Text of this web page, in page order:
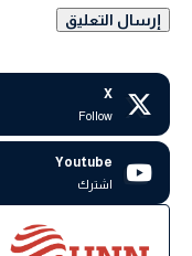
X
Follow
Youtube
اشترك